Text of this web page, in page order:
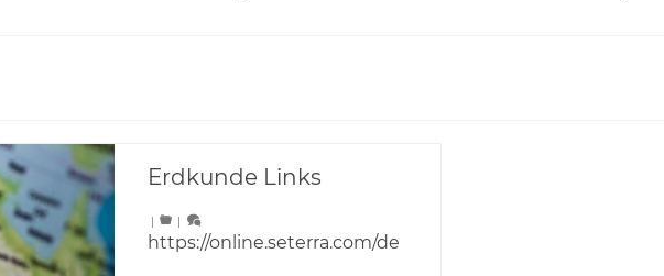
Erdkunde Links
| |
https://online.seterra.com/de